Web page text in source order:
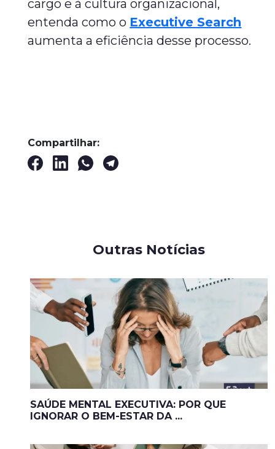
cargo e à cultura organizacional,
entenda como o Executive Search
aumenta a eficiência desse processo.
Compartilhar:
Outras Notícias
SAÚDE MENTAL EXECUTIVA: POR QUE
IGNORAR O BEM-ESTAR DA ...